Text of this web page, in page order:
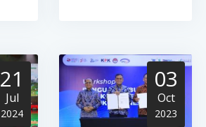
21
Jul
2024
03
Oct
2023